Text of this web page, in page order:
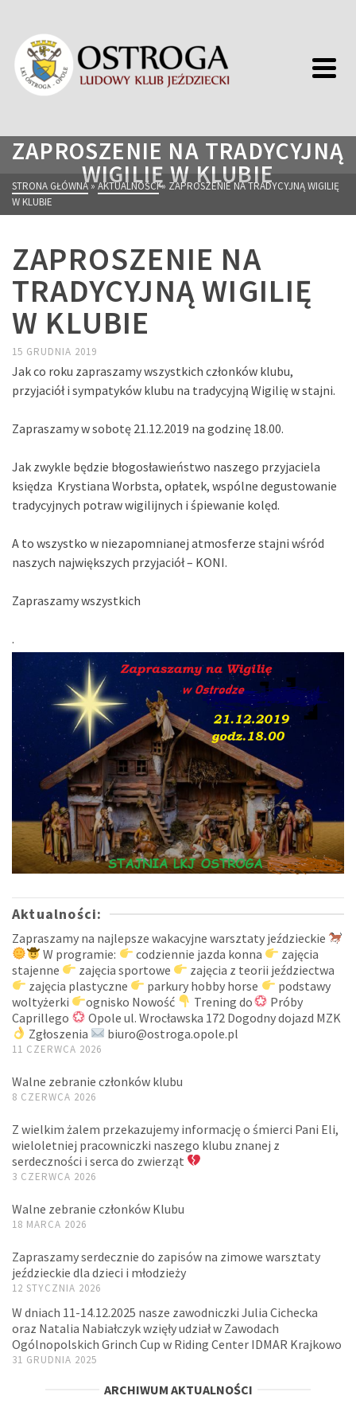
ZAPROSZENIE NA TRADYCYJNĄ
WIGILIĘ W KLUBIE
STRONA GŁÓWNA »AKTUALNOŚCI» ZAPROSZENIE NA TRADYCYJNĄ WIGILIĘ
W KLUBIE
ZAPROSZENIE NA
TRADYCYJNĄ WIGILIĘ
W KLUBIE
15 GRUDNIA 2019
Jak co roku zapraszamy wszystkich członków klubu,
przyjaciół i sympatyków klubu na tradycyjną Wigilię w stajni.
Zapraszamy w sobotę 21.12.2019 na godzinę 18.00.
Jak zwykle będzie błogosławieństwo naszego przyjaciela
księdza Krystiana Worbsta, opłatek, wspólne degustowanie
tradycyjnych potraw wigilijnych i śpiewanie kolęd.
A to wszystko w niezapomnianej atmosferze stajni wśród
naszych największych przyjaciół – KONI.
Zapraszamy wszystkich
.
Aktualności:
Zapraszamy na najlepsze wakacyjne warsztaty jeździeckie
W programie:
codziennie jazda konna
zajęcia
stajenne
zajęcia sportowe
zajęcia z teorii jeździectwa
zajęcia plastyczne
parkury hobby horse
podstawy
woltyżerki
ognisko Nowość Trening do
Próby
Caprillego
Opole ul. Wrocławska 172 Dogodny dojazd MZK
Zgłoszenia
biuro@ostroga.opole.pl
11 CZERWCA 2026
Walne zebranie członków klubu
8 CZERWCA 2026
Z wielkim żalem przekazujemy informację o śmierci Pani Eli,
wieloletniej pracowniczki naszego klubu znanej z
serdeczności i serca do zwierząt
3 CZERWCA 2026
Walne zebranie członków Klubu
18 MARCA 2026
Zapraszamy serdecznie do zapisów na zimowe warsztaty
jeździeckie dla dzieci i młodzieży
12 STYCZNIA 2026
W dniach 11-14.12.2025 nasze zawodniczki Julia Cichecka
oraz Natalia Nabiałczyk wzięły udział w Zawodach
Ogólnopolskich Grinch Cup w Riding Center IDMAR Krajkowo
31 GRUDNIA 2025
ARCHIWUM AKTUALNOŚCI